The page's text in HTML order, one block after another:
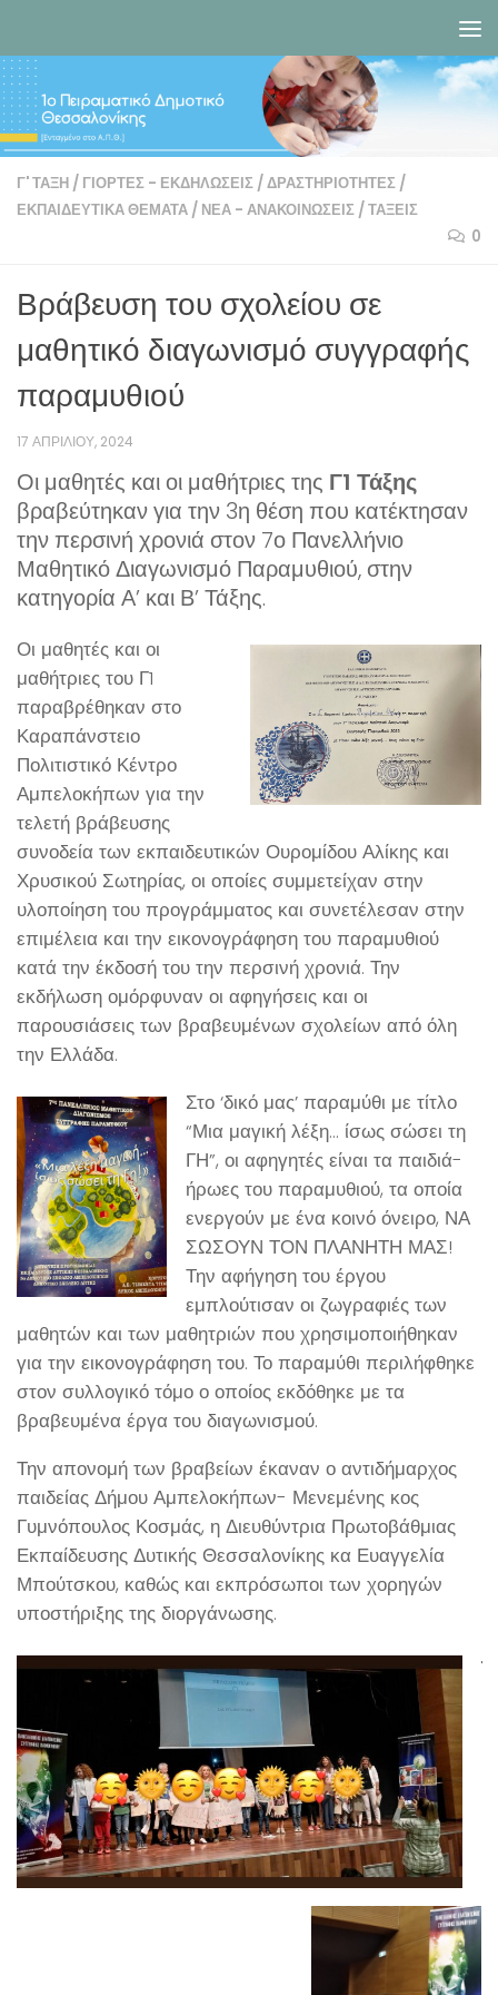
Γ' ΤΆΞΗ / ΓΙΟΡΤΈΣ - ΕΚΔΗΛΏΣΕΙΣ /ΔΡΑΣΤΗΡΙΌΤΗΤΕΣ /
ΕΚΠΑΙΔΕΥΤΙΚΆ ΘΈΜΑΤΑ / ΝΈΑ - ΑΝΑΚΟΙΝΏΣΕΙΣ /ΤΆΞΕΙΣ
0
Βράβευση του σχολείου σε
μαθητικό διαγωνισμό συγγραφής
παραμυθιού
17 ΑΠΡΙΛΊΟΥ, 2024
Οι μαθητές και οι μαθήτριες της Γ1 Τάξης
βραβεύτηκαν για την 3η θέση που κατέκτησαν
την περσινή χρονιά στον 7ο Πανελλήνιο
Μαθητικό Διαγωνισμό Παραμυθιού, στην
κατηγορία Α’ και Β’ Τάξης.
Οι μαθητές και οι
μαθήτριες του Γ1
παραβρέθηκαν στο
Καραπάνστειο
Πολιτιστικό Κέντρο
Αμπελοκήπων για την
τελετή βράβευσης
συνοδεία των εκπαιδευτικών Ουρομίδου Αλίκης και
Χρυσικού Σωτηρίας, οι οποίες συμμετείχαν στην
υλοποίηση του προγράμματος και συνετέλεσαν στην
επιμέλεια και την εικονογράφηση του παραμυθιού
κατά την έκδοσή του την περσινή χρονιά. Την
εκδήλωση ομόρφυναν οι αφηγήσεις και οι
παρουσιάσεις των βραβευμένων σχολείων από όλη
την Ελλάδα.
Στο ‘δικό μας’ παραμύθι με τίτλο
“Μια μαγική λέξη… ίσως σώσει τη
ΓΗ”, οι αφηγητές είναι τα παιδιά-
ήρωες του παραμυθιού, τα οποία
ενεργούν με ένα κοινό όνειρο, ΝΑ
ΣΩΣΟΥΝ ΤΟΝ ΠΛΑΝΗΤΗ ΜΑΣ!
Την αφήγηση του έργου
εμπλούτισαν οι ζωγραφιές των
μαθητών και των μαθητριών που χρησιμοποιήθηκαν
για την εικονογράφηση του. Το παραμύθι περιλήφθηκε
στον συλλογικό τόμο ο οποίος εκδόθηκε με τα
βραβευμένα έργα του διαγωνισμού.
Την απονομή των βραβείων έκαναν ο αντιδήμαρχος
παιδείας Δήμου Αμπελοκήπων- Μενεμένης κος
Γυμνόπουλος Κοσμάς, η Διευθύντρια Πρωτοβάθμιας
Εκπαίδευσης Δυτικής Θεσσαλονίκης κα Ευαγγελία
Μπούτσκου, καθώς και εκπρόσωποι των χορηγών
υποστήριξης της διοργάνωσης.